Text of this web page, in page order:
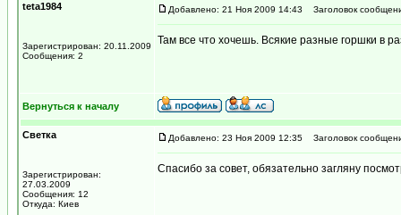
teta1984
Зарегистрирован: 20.11.2009
Сообщения: 2
Добавлено: 21 Ноя 2009 14:43 Заголовок
Там все что хочешь. Всякие разные горшки в
Вернуться к началу
Светка
Зарегистрирован:
27.03.2009
Сообщения: 12
Откуда: Киев
Добавлено: 23 Ноя 2009 12:35 Заголовок
Спасибо за совет, обязательно загляну